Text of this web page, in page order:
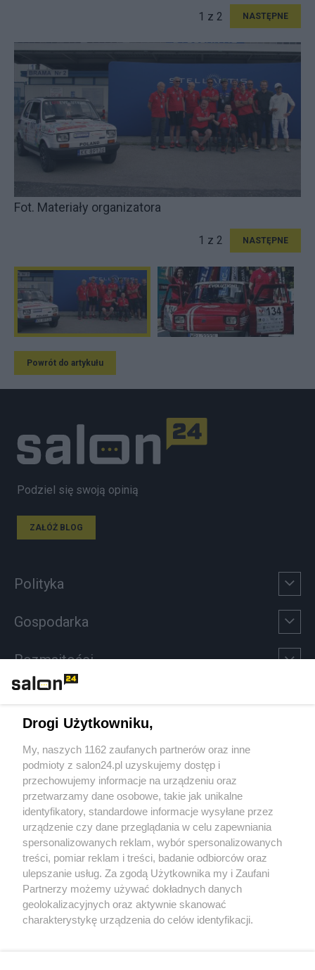
1 z 2 NASTĘPNE
Fot. Materiały organizatora
1 z 2 NASTĘPNE
Powrót do artykułu
Podziel się swoją opinią
ZAŁÓŻ BLOG
Polityka
Gospodarka
Rozmaitości
Sport
Społeczeństwo
Kultura
X Facebook Instagram Youtube
Drogi Użytkowniku,
My, naszych 1162 zaufanych partnerów oraz inne
podmioty z salon24.pl uzyskujemy dostęp i
przechowujemy informacje na urządzeniu oraz
przetwarzamy dane osobowe, takie jak unikalne
identyfikatory, standardowe informacje wysyłane przez
urządzenie czy dane przeglądania w celu zapewniania
spersonalizowanych reklam, wybór spersonalizowanych
treści, pomiar reklam i treści, badanie odbiorców oraz
ulepszanie usług. Za zgodą Użytkownika my i Zaufani
Partnerzy możemy używać dokładnych danych
geolokalizacyjnych oraz aktywnie skanować
charakterystykę urządzenia do celów identyfikacji.